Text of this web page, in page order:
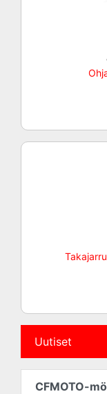
Uutiset
CFMOTO-